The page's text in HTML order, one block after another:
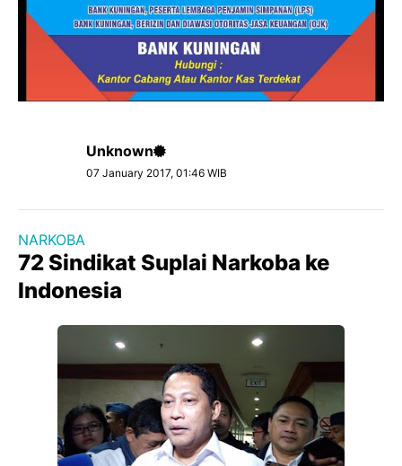
Unknown
07 January 2017, 01:46 WIB
NARKOBA
72 Sindikat Suplai Narkoba ke
Indonesia